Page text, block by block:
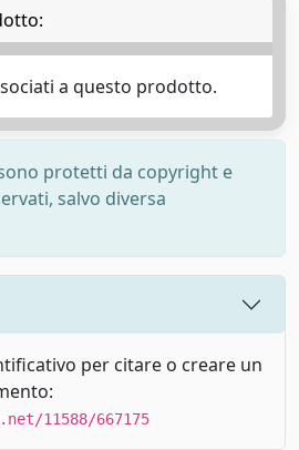
a questo prodotto.
protetti da copyright e
salvo diversa
per citare o creare un
11588/667175